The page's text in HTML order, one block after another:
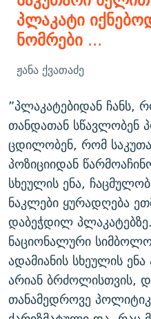
პლაკატი
ნომრები ...
ჟანა ქვათაძე
”პლაკატებიდან ჩანს,
თანდათან სწავლობენ
ცდილობენ, რომ
პოზიციიდან
სხეულის ენა,
ნაკლები ყურადღება
დაბეჭდილ
ნაციონალური
ადამიანის სხეულის
არიან ბრძოლისთვის,
თანამედროვე